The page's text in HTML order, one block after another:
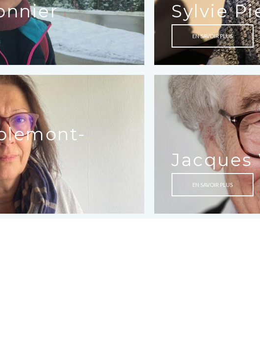
Sylvie
EN SAVOIR PLUS
Jacques
EN SAVOIR PLUS